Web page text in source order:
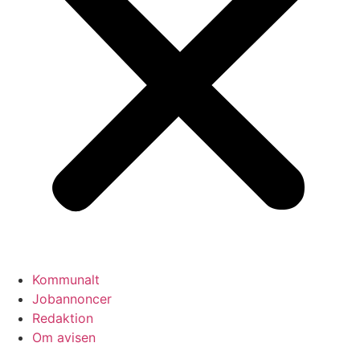
Kommunalt
Jobannoncer
Redaktion
Om avisen